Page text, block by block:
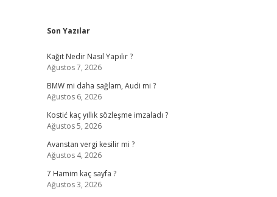
Sidebar
Son Yazılar
Kağıt Nedir Nasıl Yapılır ?
Ağustos 7, 2026
BMW mi daha sağlam, Audi mi ?
Ağustos 6, 2026
Kostić kaç yıllık sözleşme imzaladı ?
Ağustos 5, 2026
Avanstan vergi kesilir mi ?
Ağustos 4, 2026
7 Hamim kaç sayfa ?
Ağustos 3, 2026